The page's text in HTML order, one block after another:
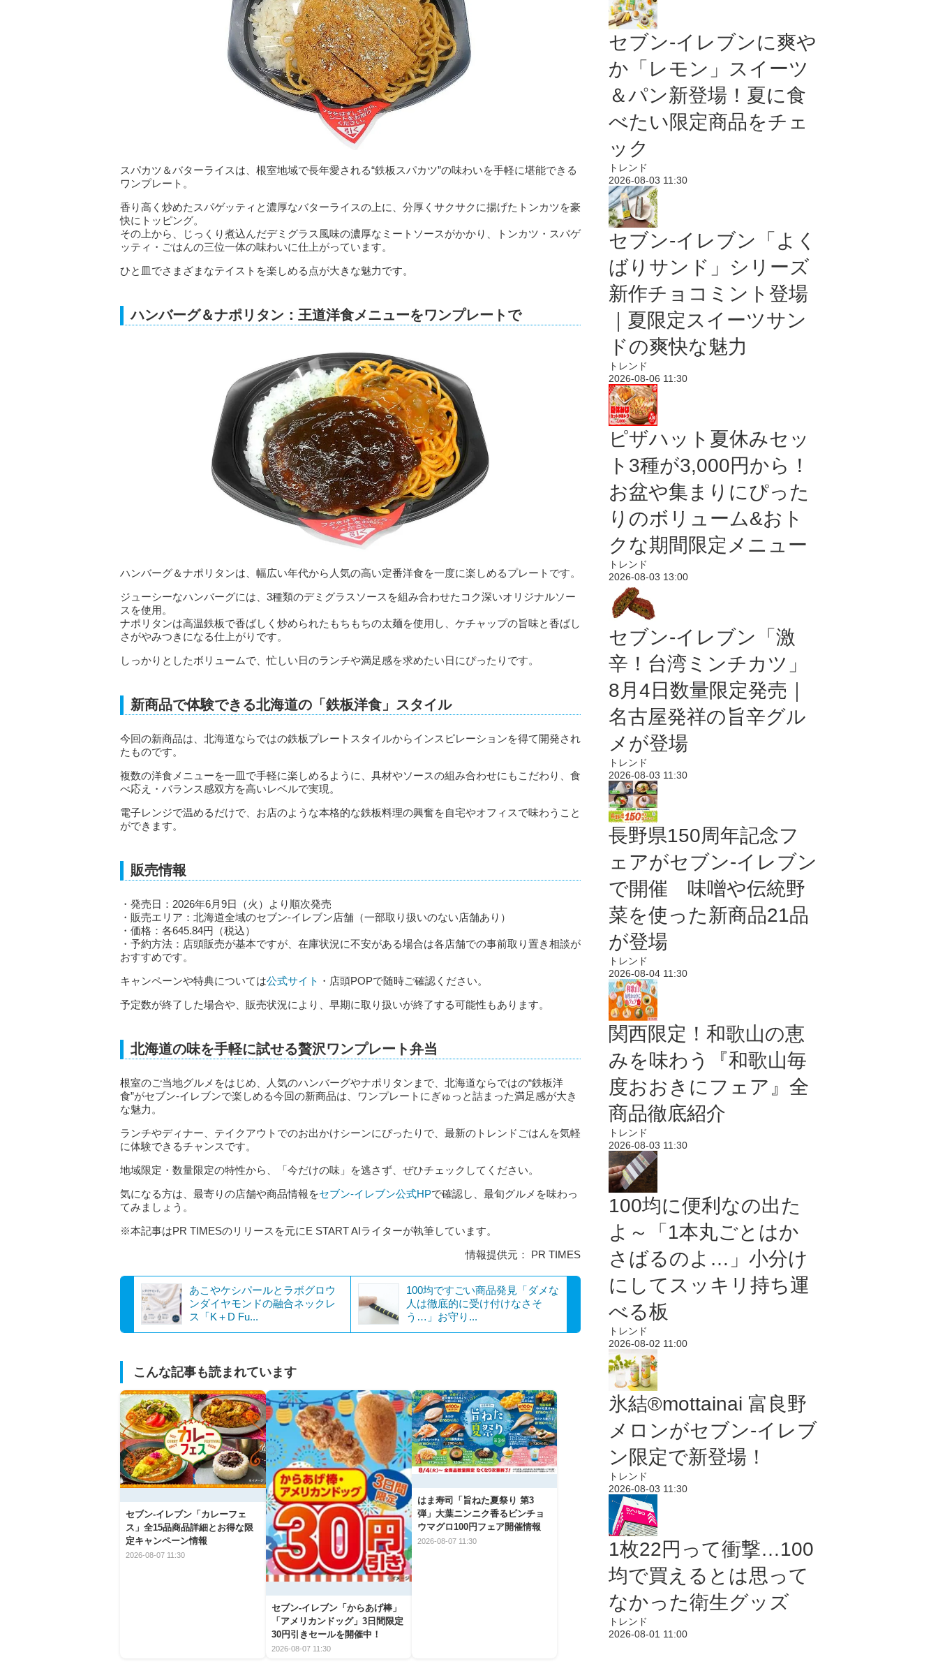
スパカツ＆バターライスは、根室地域で長年愛される“鉄板スパカツ”の味わいを手軽に堪能できる
ワンプレート。
香り高く炒めたスパゲッティと濃厚なバターライスの上に、分厚くサクサクに揚げたトンカツを豪
快にトッピング。
その上から、じっくり煮込んだデミグラス風味の濃厚なミートソースがかかり、トンカツ・スパゲ
ッティ・ごはんの三位一体の味わいに仕上がっています。
ひと皿でさまざまなテイストを楽しめる点が大きな魅力です。
ハンバーグ＆ナポリタン：王道洋食メニューをワンプレートで
ハンバーグ＆ナポリタンは、幅広い年代から人気の高い定番洋食を一度に楽しめるプレートです。
ジューシーなハンバーグには、3種類のデミグラスソースを組み合わせたコク深いオリジナルソー
スを使用。
ナポリタンは高温鉄板で香ばしく炒められたもちもちの太麺を使用し、ケチャップの旨味と香ばし
さがやみつきになる仕上がりです。
しっかりとしたボリュームで、忙しい日のランチや満足感を求めたい日にぴったりです。
新商品で体験できる北海道の「鉄板洋食」スタイル
今回の新商品は、北海道ならではの鉄板プレートスタイルからインスピレーションを得て開発され
たものです。
複数の洋食メニューを一皿で手軽に楽しめるように、具材やソースの組み合わせにもこだわり、食
べ応え・バランス感双方を高いレベルで実現。
電子レンジで温めるだけで、お店のような本格的な鉄板料理の興奮を自宅やオフィスで味わうこと
ができます。
販売情報
・発売日：2026年6月9日（火）より順次発売
・販売エリア：北海道全域のセブン‐イレブン店舗（一部取り扱いのない店舗あり）
・価格：各645.84円（税込）
・予約方法：店頭販売が基本ですが、在庫状況に不安がある場合は各店舗での事前取り置き相談が
おすすめです。
キャンペーンや特典については公式サイト ・店頭POPで随時ご確認ください。
予定数が終了した場合や、販売状況により、早期に取り扱いが終了する可能性もあります。
北海道の味を手軽に試せる贅沢ワンプレート弁当
根室のご当地グルメをはじめ、人気のハンバーグやナポリタンまで、北海道ならではの“鉄板洋
食”がセブン‐イレブンで楽しめる今回の新商品は、ワンプレートにぎゅっと詰まった満足感が大き
な魅力。
ランチやディナー、テイクアウトでのお出かけシーンにぴったりで、最新のトレンドごはんを気軽
に体験できるチャンスです。
地域限定・数量限定の特性から、「今だけの味」を逃さず、ぜひチェックしてください。
気になる方は、最寄りの店舗や商品情報をセブン‐イレブン公式HPで確認し、最旬グルメを味わっ
てみましょう。
※本記事はPR TIMESのリリースを元にE START AIライターが執筆しています。
情報提供元： PR TIMES
あこやケシパールとラボグロウ
ンダイヤモンドの融合ネックレ
ス「K＋D Fu...
100均ですごい商品発見「ダメな
人は徹底的に受け付けなさそ
う…」お守り...
こんな記事も読まれています
セブン‐イレブン「カレーフェ
ス」全15品商品詳細とお得な限
定キャンペーン情報
2026-08-07 11:30
セブン‐イレブン「からあげ棒」
「アメリカンドッグ」3日間限定
30円引きセールを開催中！
2026-08-07 11:30
はま寿司「旨ねた夏祭り 第3
弾」大葉ニンニク香るビンチョ
ウマグロ100円フェア開催情報
2026-08-07 11:30
セブン‐イレブンに爽や
か「レモン」スイーツ
＆パン新登場！夏に食
べたい限定商品をチェ
ック
トレンド
2026-08-03 11:30
セブン‐イレブン「よく
ばりサンド」シリーズ
新作チョコミント登場
｜夏限定スイーツサン
ドの爽快な魅力
トレンド
2026-08-06 11:30
ピザハット夏休みセッ
ト3種が3,000円から！
お盆や集まりにぴった
りのボリューム&おト
クな期間限定メニュー
トレンド
2026-08-03 13:00
セブン-イレブン「激
辛！台湾ミンチカツ」
8月4日数量限定発売｜
名古屋発祥の旨辛グル
メが登場
トレンド
2026-08-03 11:30
長野県150周年記念フ
ェアがセブン-イレブン
で開催 味噌や伝統野
菜を使った新商品21品
が登場
トレンド
2026-08-04 11:30
関西限定！和歌山の恵
みを味わう『和歌山毎
度おおきにフェア』全
商品徹底紹介
トレンド
2026-08-03 11:30
100均に便利なの出た
よ～「1本丸ごとはか
さばるのよ…」小分け
にしてスッキリ持ち運
べる板
トレンド
2026-08-02 11:00
氷結®mottainai 富良野
メロンがセブン‐イレブ
ン限定で新登場！
トレンド
2026-08-03 11:30
1枚22円って衝撃…100
均で買えるとは思って
なかった衛生グッズ
トレンド
2026-08-01 11:00